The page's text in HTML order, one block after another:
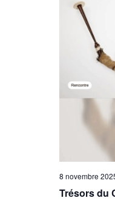
8 novembre
Trésors du